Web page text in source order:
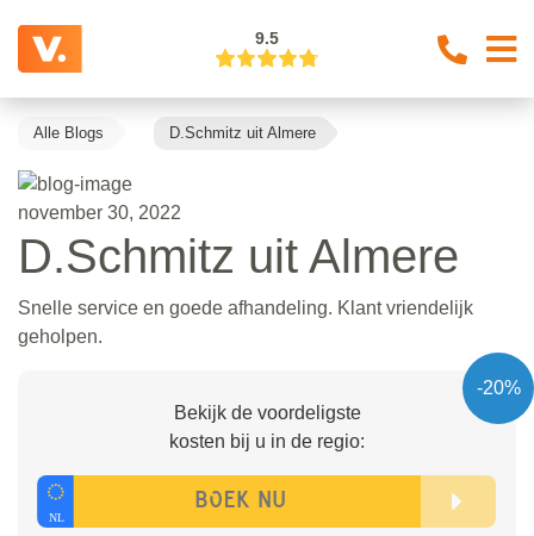
9.5
Alle Blogs D.Schmitz uit Almere
november 30, 2022
D.Schmitz uit Almere
Snelle service en goede afhandeling. Klant vriendelijk
geholpen.
-20%
Bekijk de voordeligste
kosten bij u in de regio: